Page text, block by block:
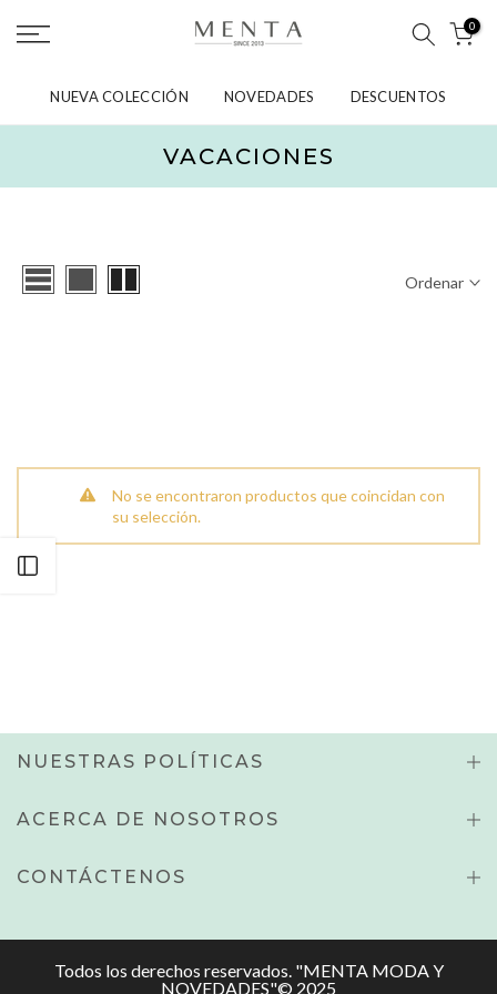
saltar
al
0
NUEVA COLECCIÓN NOVEDADES DESCUENTOS
VACACIONES
Ordenar
No se encontraron productos que coincidan con
su selección.
NUESTRAS POLÍTICAS
ACERCA DE NOSOTROS
CONTÁCTENOS
Todos los derechos reservados. "MENTA MODA Y
NOVEDADES"© 2025